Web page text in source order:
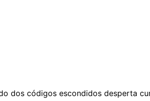
dos códigos escondidos desperta